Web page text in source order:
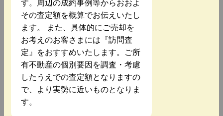
その査定額を概算でお伝えいたし
ます。 また、具体的にご売却を
お考えのお客さまには『訪問査
定』をおすすめいたします。ご所
有不動産の個別要因を調査・考慮
したうえでの査定額となりますの
で、より実勢に近いものとなりま
す。